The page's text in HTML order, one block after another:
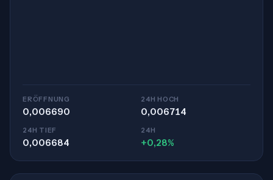
ERÖFFNUNG
0,006690
24H HOCH
0,006714
24H TIEF
0,006684
24H
+0,28%